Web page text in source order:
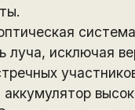
луча, исключая